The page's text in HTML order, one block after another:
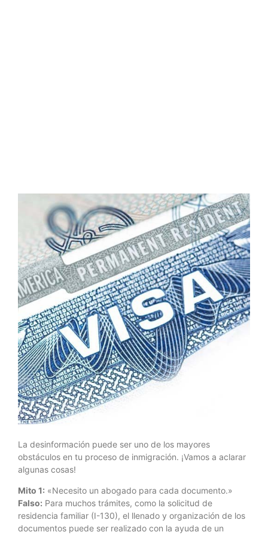
La desinformación puede ser uno de los mayores
obstáculos en tu proceso de inmigración. ¡Vamos a aclarar
algunas cosas!
Mito 1: «Necesito un abogado para cada documento.»
Falso: Para muchos trámites, como la solicitud de
residencia familiar (I-130), el llenado y organización de los
documentos puede ser realizado con la ayuda de un